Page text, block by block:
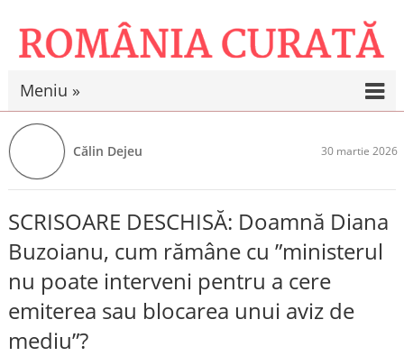
Meniu »
Călin Dejeu 30 martie 2026
SCRISOARE DESCHISĂ: Doamnă Diana
Buzoianu, cum rămâne cu ”ministerul
nu poate interveni pentru a cere
emiterea sau blocarea unui aviz de
mediu”?